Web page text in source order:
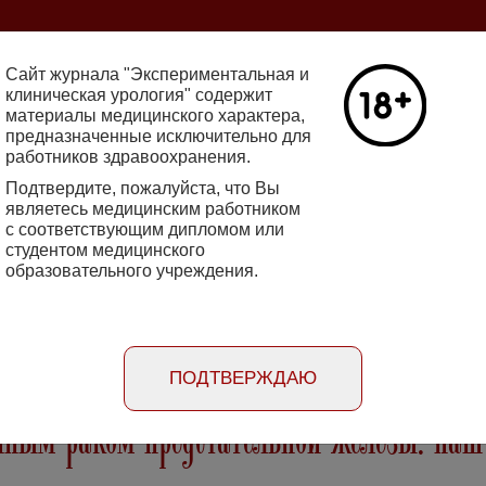
2712-8571 10.29188/2222-8543
Read more
Number
клинической
i klinicheskaya urologiya
Peer
Information for
раком предстательной железы: наш
Сайт журнала "Экспериментальная и
клиническая урология" содержит
материалы медицинского характера,
предназначенные исключительно для
работников здравоохранения.
Подтвердите, пожалуйста, что Вы
являетесь медицинским работником
с соответствующим дипломом или
студентом медицинского
образовательного учреждения.
ПОДТВЕРЖДАЮ